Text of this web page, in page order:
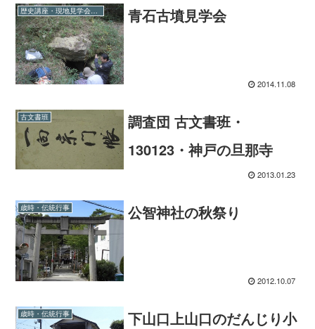
歴史講座・現地見学会など 青石古墳見学会
2014.11.08
古文書班
調査団 古文書班・
130123・神戸の旦那寺
2013.01.23
歳時・伝統行事 公智神社の秋祭り
2012.10.07
歳時・伝統行事
下山口上山口のだんじり小